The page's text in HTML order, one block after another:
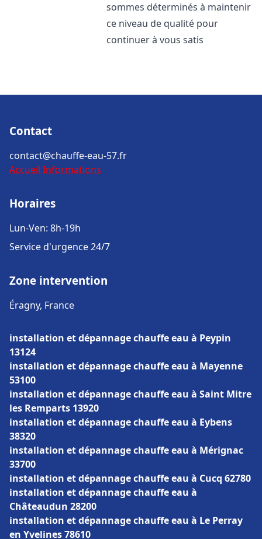
sommes déterminés à maintenir
ce niveau de qualité pour
continuer à vous satis
Contact
contact@chauffe-eau-57.fr
Accueil Informations
Horaires
Lun-Ven: 8h-19h
Service d'urgence 24/7
Zone intervention
Éragny, France
installation et dépannage chauffe eau à Peypin
13124
installation et dépannage chauffe eau à Mayenne
53100
installation et dépannage chauffe eau à Saint Mitre
les Remparts 13920
installation et dépannage chauffe eau à Eybens
38320
installation et dépannage chauffe eau à Mérignac
33700
installation et dépannage chauffe eau à Cucq 62780
installation et dépannage chauffe eau à
Châteaudun 28200
installation et dépannage chauffe eau à Le Perray
en Yvelines 78610